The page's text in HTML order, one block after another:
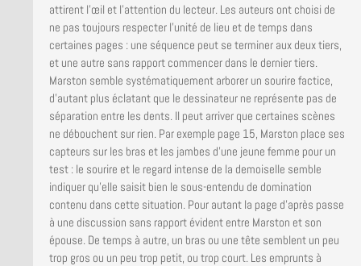
attirent l’œil et l’attention du lecteur. Les auteurs ont choisi de
ne pas toujours respecter l’unité de lieu et de temps dans
certaines pages : une séquence peut se terminer aux deux tiers,
et une autre sans rapport commencer dans le dernier tiers.
Marston semble systématiquement arborer un sourire factice,
d’autant plus éclatant que le dessinateur ne représente pas de
séparation entre les dents. Il peut arriver que certaines scènes
ne débouchent sur rien. Par exemple page 15, Marston place ses
capteurs sur les bras et les jambes d’une jeune femme pour un
test : le sourire et le regard intense de la demoiselle semble
indiquer qu’elle saisit bien le sous-entendu de domination
contenu dans cette situation. Pour autant la page d’après passe
à une discussion sans rapport évident entre Marston et son
épouse. De temps à autre, un bras ou une tête semblent un peu
trop gros ou un peu trop petit, ou trop court. Les emprunts à